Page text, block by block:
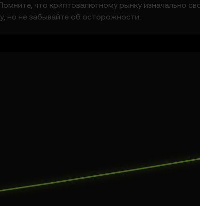
что криптовалютному рынку изначально
но не забывайте об осторожности.